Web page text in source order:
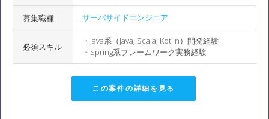
募集職種 サーバサイドエンジニア
必須スキル
・Java系（Java, Scala, Kotlin）開発経験
・Spring系フレームワーク実務経験
この案件の詳細を見る